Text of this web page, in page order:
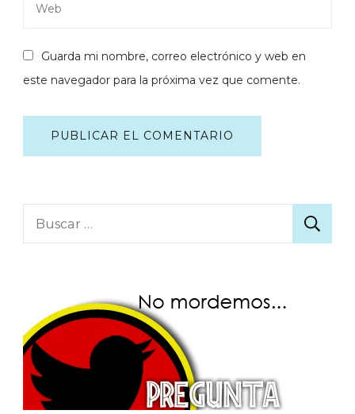
Guarda mi nombre, correo electrónico y web en
este navegador para la próxima vez que comente.